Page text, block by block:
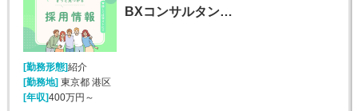
BXコンサルタン…
[勤務形態]紹介
[勤務地] 東京都 港区
[年収]400万円～